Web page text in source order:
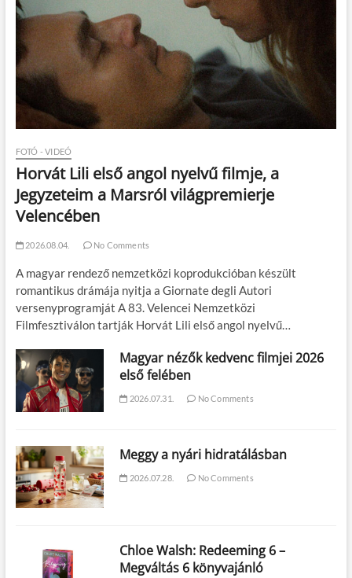
FOTÓ - VIDEÓ
Horvát Lili első angol nyelvű filmje, a
Jegyzeteim a Marsról világpremierje
Velencében
2026.08.04. No Comments
A magyar rendező nemzetközi koprodukcióban készült
romantikus drámája nyitja a Giornate degli Autori
versenyprogramját A 83. Velencei Nemzetközi
Filmfesztiválon tartják Horvát Lili első angol nyelvű…
Magyar nézők kedvenc filmjei 2026
első felében
2026.07.31. No Comments
Meggy a nyári hidratálásban
2026.07.28. No Comments
Chloe Walsh: Redeeming 6 –
Megváltás 6 könyvajánló